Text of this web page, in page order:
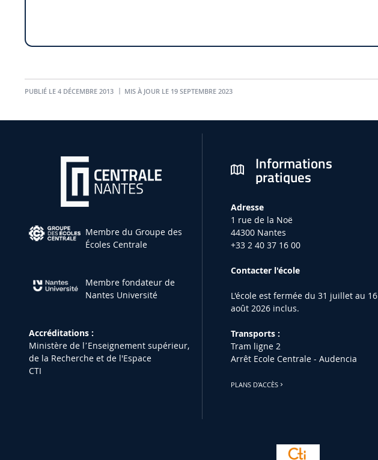
PUBLIÉ LE 4 DÉCEMBRE 2013 MIS À JOUR LE 19 SEPTEMBRE 2023
Membre du Groupe des
Écoles Centrale
Membre fondateur de
Nantes Université
Accréditations :
Ministère de lʼEnseignement supérieur,
de la Recherche et de l'Espace
CTI
Informations
pratiques
Adresse
1 rue de la Noë
44300 Nantes
+33 2 40 37 16 00
Contacter l'école
L'école est fermée du 31 juillet au 16
août 2026 inclus.
Transports :
Tram ligne 2
Arrêt Ecole Centrale - Audencia
PLANS D'ACCÈS